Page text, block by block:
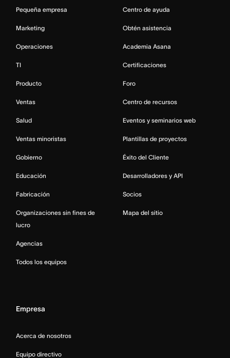
Pequeña empresa
Marketing
Operaciones
TI
Producto
Ventas
Salud
Ventas minoristas
Gobierno
Educación
Fabricación
Organizaciones sin fines de
lucro
Agencias
Todos los equipos
Centro de ayuda
Obtén asistencia
Academia Asana
Certificaciones
Foro
Centro de recursos
Eventos y seminarios web
Plantillas de proyectos
Éxito del Cliente
Desarrolladores y API
Socios
Mapa del sitio
Empresa
Acerca de nosotros
Equipo directivo